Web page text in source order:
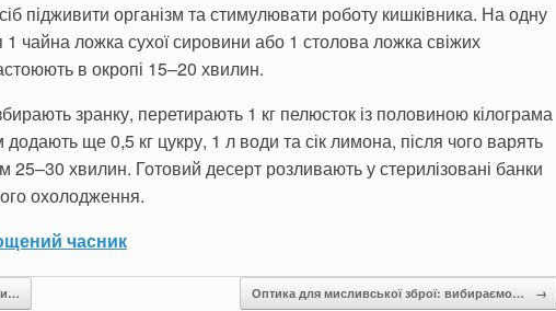
підживити організм та стимулювати роботу кишківника. На одну
чайна ложка сухої сировини або 1 столова ложка свіжих
в окропі 15–20 хвилин.
зранку, перетирають 1 кг пелюсток із половиною кілограма
ще 0,5 кг цукру, 1 л води та сік лимона, після чого варять
25–30 хвилин. Готовий десерт розливають у стерилізовані банки
охолодження.
часник
Оптика для мисливської зброї: вибираємо… →